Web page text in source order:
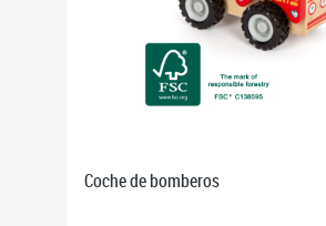
Coche de bomberos